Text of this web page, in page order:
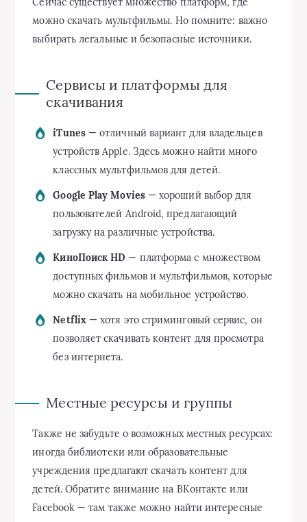
можно скачать мультфильмы. Но помните: важно
выбирать легальные и безопасные источники.
Сервисы и платформы для
скачивания
iTunes— отличный вариант для владельцев
устройств Apple. Здесь можно найти много
классных мультфильмов для детей.
Google Play Movies— хороший выбор для
пользователей Android, предлагающий
загрузку на различные устройства.
КиноПоиск HD — платформа с множеством
доступных фильмов и мультфильмов, которые
можно скачать на мобильное устройство.
Netflix— хотя это стриминговый сервис, он
позволяет скачивать контент для просмотра
без интернета.
Местные ресурсы и группы
Также не забудьте о возможных местных ресурсах:
иногда библиотеки или образовательные
учреждения предлагают скачать контент для
детей. Обратите внимание на ВКонтакте или
Facebook — там также можно найти интересные